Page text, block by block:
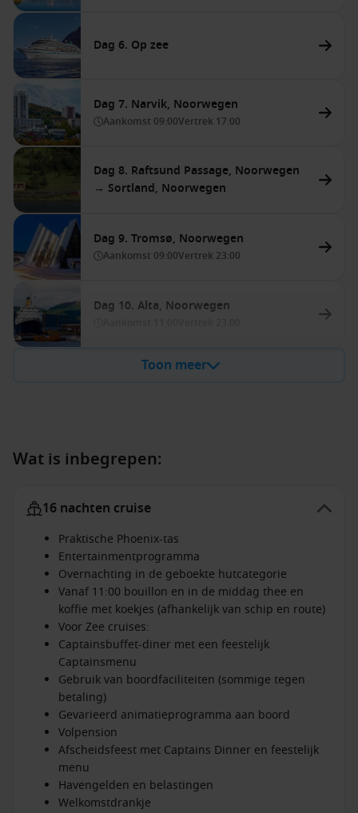
Dag 6. Op zee
Dag 7. Narvik, Noorwegen
Aankomst 09:00Vertrek 17:00
Dag 8. Raftsund Passage, Noorwegen
→ Sortland, Noorwegen
Dag 9. Tromsø, Noorwegen
Aankomst 09:00Vertrek 23:00
Dag 10. Alta, Noorwegen
Toon meer
Wat is inbegrepen:
16 nachten cruise
Praktische Phoenix-tas
Entertainmentprogramma
Overnachting in de geboekte hutcategorie
Vanaf 11:00 bouillon en in de middag thee en
koffie met koekjes (afhankelijk van schip en route)
Voor Zee cruises:
Captainsbuffet-diner met een feestelijk
Captainsmenu
Gebruik van boordfaciliteiten (sommige tegen
betaling)
Gevarieerd animatieprogramma aan boord
Volpension
Afscheidsfeest met Captains Dinner en feestelijk
menu
Havengelden en belastingen
Welkomstdrankje